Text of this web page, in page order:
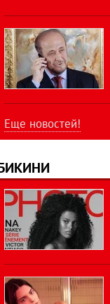
Еще новостей!